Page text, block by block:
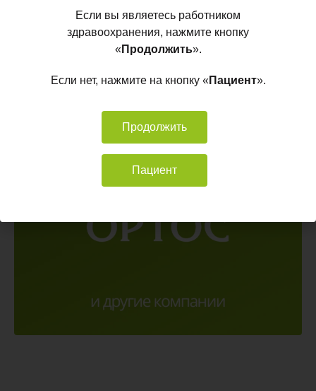
Если вы являетесь работником
здравоохранения, нажмите кнопку
« Продолжить».
Если нет, нажмите на кнопку « Пациент».
Продолжить
Пациент